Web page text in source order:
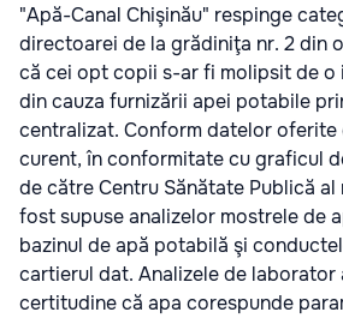
"Apă-Canal Chişinău" respinge
directoarei de la grădiniţa nr. 2 din
că cei opt copii s-ar fi molipsit de o
din cauza furnizării apei potabile
centralizat. Conform datelor oferite
curent, în conformitate cu graficul
de către Centru Sănătate Publică al
fost supuse analizelor mostrele de
bazinul de apă potabilă şi
cartierul dat. Analizele de laborator
certitudine că apa corespunde